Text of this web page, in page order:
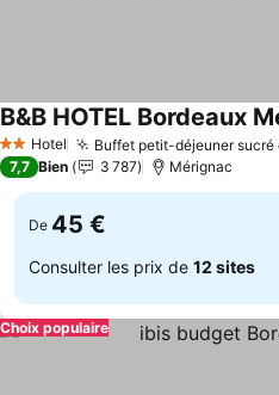
2 Étoiles
Hotel Buffet petit-déjeuner sucré
B&B HOTEL Bordeaux
7,7 Bien 3 787 Mérignac
De 45 €
Consulter les prix de 12 sites
Choix populaire